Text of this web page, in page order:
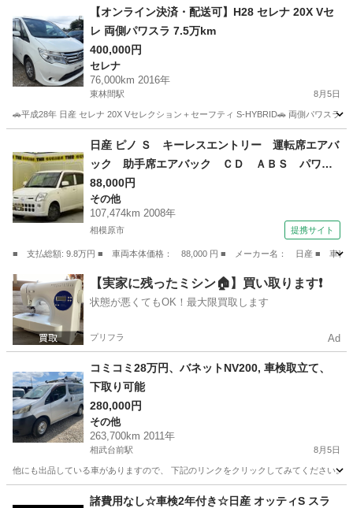
宮前平駅 その他 クリッパー
【オンライン決済・配送可】H28 セレナ 20X Vセ
レ 両側パワスラ 7.5万km
400,000円
セレナ
76,000km 2016年
東林間駅 8月5日
🚗平成28年 日産 セレナ 20X Vセレクション＋セーフティ S-HYBRID🚗 両側パワスラ
相模原市 東林間駅
日産 ピノ Ｓ キーレスエントリー 運転席エアバ
ック 助手席エアバック ＣＤ ＡＢＳ パワー
ステアリング （検9.9）
88,000円
その他
107,474km 2008年
相模原市 提携サイト
■ 支払総額: 9.8万円 ■ 車両本体価格： 88,000 円 ■ メーカー名： 日産 ■ 車
相模原市 その他
【実家に残ったミシン🏠】買い取ります❗️
状態が悪くてもOK！最大限買取します
プリフラ Ad
コミコミ28万円、バネットNV200, 車検取立て、
下取り可能
280,000円
その他
263,700km 2011年
相武台前駅 8月5日
他にも出品している車がありますので、 下記のリンクをクリックしてみてください。
相模原市 相武台前駅 その他 バネット
諸費用なし☆車検2年付き☆日産 オッティS スラ